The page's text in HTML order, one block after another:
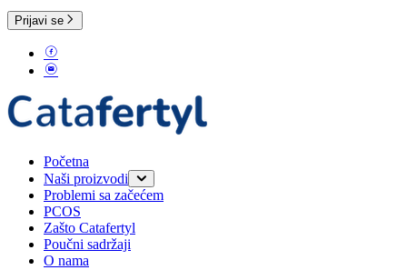
Prijavi se
Početna
Naši proizvodi
Catafertyl FOR HER
Problemi sa začećem
PCOS
Zašto Catafertyl
Poučni sadržaji
O nama